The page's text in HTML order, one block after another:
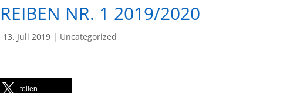
NR. 1 2019/2020
13. Juli 2019 | Uncategorized
teilen